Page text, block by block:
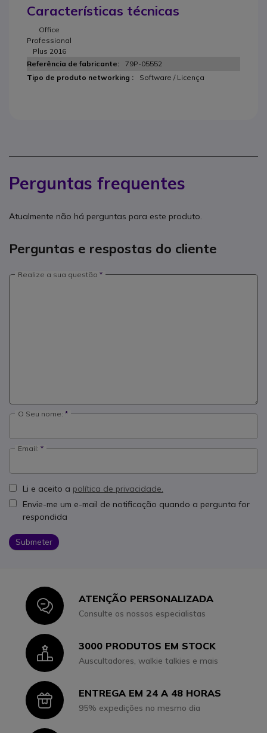
Características técnicas
Office
Professional
Plus 2016
79P-05552
Software / Licença
Perguntas frequentes
Atualmente não há perguntas para este produto.
Perguntas e respostas do cliente
Realize a sua questão
O Seu nome:
Email:
Li e aceito a política de privacidade.
Envie-me um e-mail de notificação quando a pergunta for
respondida
Submeter
IconATENÇÃO PERSONALIZADA
Consulte os nossos especialistas
Icon3000 PRODUTOS EM STOCK
Auscultadores, walkie talkies e mais
IconENTREGA EM 24 A 48 HORAS
95% expedições no mesmo dia